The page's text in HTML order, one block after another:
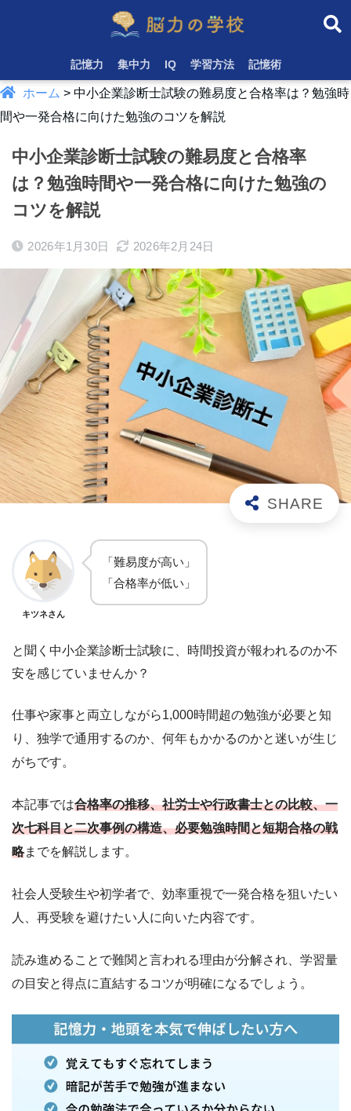
記憶力 集中力 IQ 学習方法 記憶術
ホーム > 中小企業診断士試験の難易度と合格率は？勉強時
間や一発合格に向けた勉強のコツを解説
中小企業診断士試験の難易度と合格率
は？勉強時間や一発合格に向けた勉強の
コツを解説
2026年1月30日 2026年2月24日
キツネさん
「難易度が高い」
「合格率が低い」
と聞く中小企業診断士試験に、時間投資が報われるのか不
安を感じていませんか？
仕事や家事と両立しながら1,000時間超の勉強が必要と知
り、独学で通用するのか、何年もかかるのかと迷いが生じ
がちです。
本記事では合格率の推移、社労士や行政書士との比較、一
次七科目と二次事例の構造、必要勉強時間と短期合格の戦
略までを解説します。
社会人受験生や初学者で、効率重視で一発合格を狙いたい
人、再受験を避けたい人に向いた内容です。
読み進めることで難関と言われる理由が分解され、学習量
の目安と得点に直結するコツが明確になるでしょう。